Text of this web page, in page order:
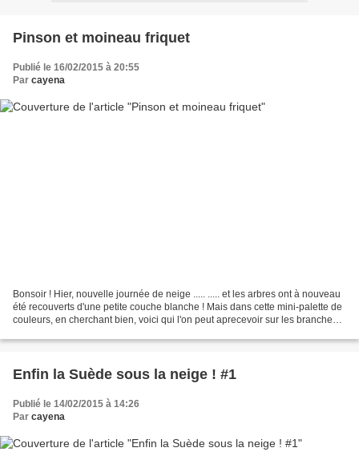
Pinson et moineau friquet
Publié le 16/02/2015 à 20:55
Par cayena
Bonsoir ! Hier, nouvelle journée de neige ..... ..... et les arbres ont à nouveau
été recouverts d'une petite couche blanche ! Mais dans cette mini-palette de
couleurs, en cherchant bien, voici qui l'on peut aprecevoir sur les branches :
Enfin la Suède sous la neige ! #1
Publié le 14/02/2015 à 14:26
Par cayena